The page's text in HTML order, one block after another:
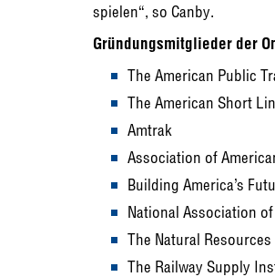
spielen“, so Canby.
Gründungsmitglieder der
The American Public
The American Short
Amtrak
Association of
Building America’s
National Association
The Natural
The Railway Supply